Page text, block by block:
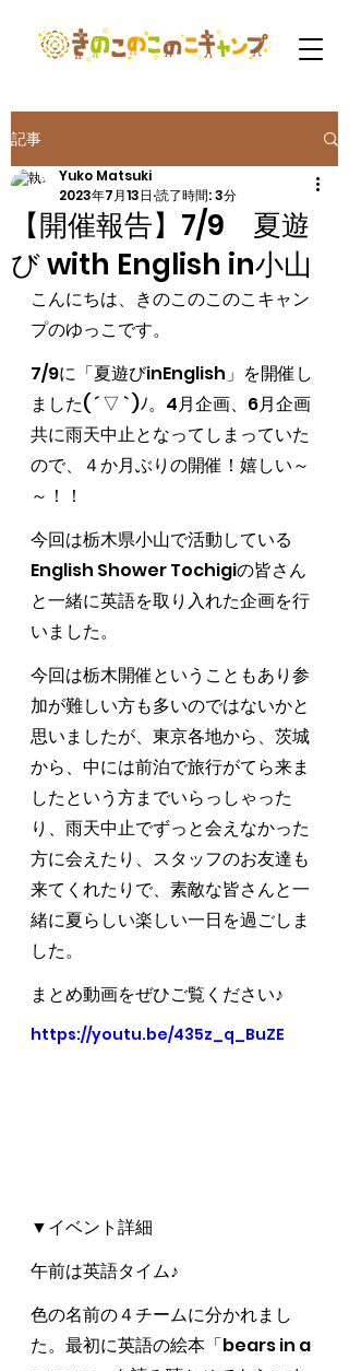
記事
【開催報告】7/9 夏遊
び with English in小山
Yuko Matsuki
2023年7月13日 読了時間: 3分
こんにちは、きのこのこのこキャン
プのゆっこです。
7/9に「夏遊びinEnglish」を開催し
ました( ´ ▽ ` )ﾉ。4月企画、6月企画
共に雨天中止となってしまっていた
ので、４か月ぶりの開催！嬉しい～
～！！
今回は栃木県小山で活動している
English Shower Tochigiの皆さん
と一緒に英語を取り入れた企画を行
いました。
今回は栃木開催ということもあり参
加が難しい方も多いのではないかと
思いましたが、東京各地から、茨城
から、中には前泊で旅行がてら来ま
したという方までいらっしゃった
り、雨天中止でずっと会えなかった
方に会えたり、スタッフのお友達も
来てくれたりで、素敵な皆さんと一
緒に夏らしい楽しい一日を過ごしま
した。
まとめ動画をぜひご覧ください♪
https://youtu.be/435z_q_BuZE
▼イベント詳細
午前は英語タイム♪
色の名前の４チームに分かれまし
た。最初に英語の絵本「bears in a